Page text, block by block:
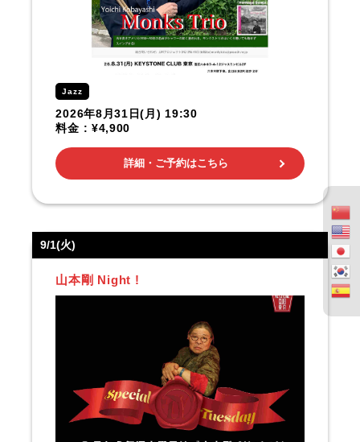
Jazz
2026年8月31日(月) 19:30
料金 : ¥4,900
詳細・ご予約はこちら
9/1(火)
山本剛 Night !